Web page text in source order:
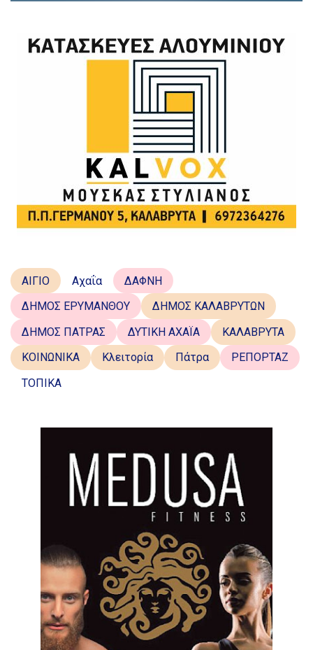
ΑΙΓΙΟ Αχαΐα
ΔΑΦΝΗ
ΔΗΜΟΣ ΕΡΥΜΑΝΘΟΥ
ΔΗΜΟΣ ΚΑΛΑΒΡΥΤΩΝ
ΔΗΜΟΣ ΠΑΤΡΑΣ
ΔΥΤΙΚΗ ΑΧΑΪΑ
ΚΑΛΑΒΡΥΤΑ
ΚΟΙΝΩΝΙΚΑ
Κλειτορία Πάτρα
ΡΕΠΟΡΤΑΖ
ΤΟΠΙΚΑ